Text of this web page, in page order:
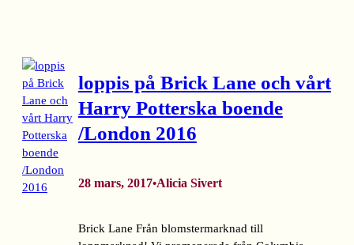
loppis på Brick Lane och vårt
Harry Potterska boende
/London 2016
28 mars, 2017•Alicia Sivert
Brick Lane Från blomstermarknad till